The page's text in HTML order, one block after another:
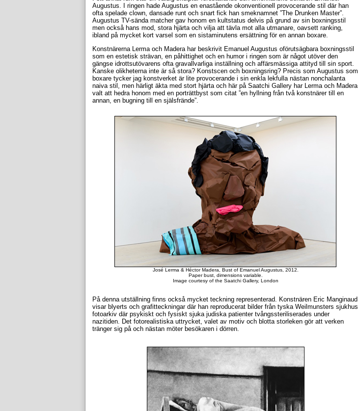
Augustus. I ringen hade Augustus en enastående okonventionell provocerande stil där han
ofta spelade clown, dansade runt och snart fick han smeknamnet ”The Drunken Master”.
Augustus TV-sända matcher gav honom en kultstatus delvis på grund av sin boxningsstil
men också hans mod, stora hjärta och vilja att tävla mot alla utmanare, oavsett ranking,
ibland på mycket kort varsel som en sistaminutens ersättning för en annan boxare.
Konstnärerna Lerma och Madera har beskrivit Emanuel Augustus oförutsägbara boxningsstil
som en estetisk strävan, en påhittighet och en humor i ringen som är något utöver den
gängse idrottsutövarens ofta gravallvarliga inställning och affärsmässiga attityd till sin sport.
Kanske olikheterna inte är så stora? Konstscen och boxningsring? Precis som Augustus som
boxare tycker jag konstverket är lite provocerande i sin enkla lekfulla nästan nonchalanta
naiva stil, men härligt äkta med stort hjärta och här på Saatchi Gallery har Lerma och Madera
valt att hedra honom med en porträttbyst som citat ”en hyllning från två konstnärer till en
annan, en bugning till en själsfrände”.
José Lerma & Héctor Madera, Bust of Emanuel Augustus, 2012.
Paper bust, dimensions variable.
Image courtesy of the Saatchi Gallery, London
På denna utställning finns också mycket teckning representerad. Konstnären Eric Manginaud
visar blyerts och grafitteckningar där han reproducerat bilder från tyska Weilmunsters sjukhus
fotoarkiv där psykiskt och fysiskt sjuka judiska patienter tvångssteriliserades under
nazitiden. Det fotorealistiska uttrycket, valet av motiv och blotta storleken gör att verken
tränger sig på och nästan möter besökaren i dörren.